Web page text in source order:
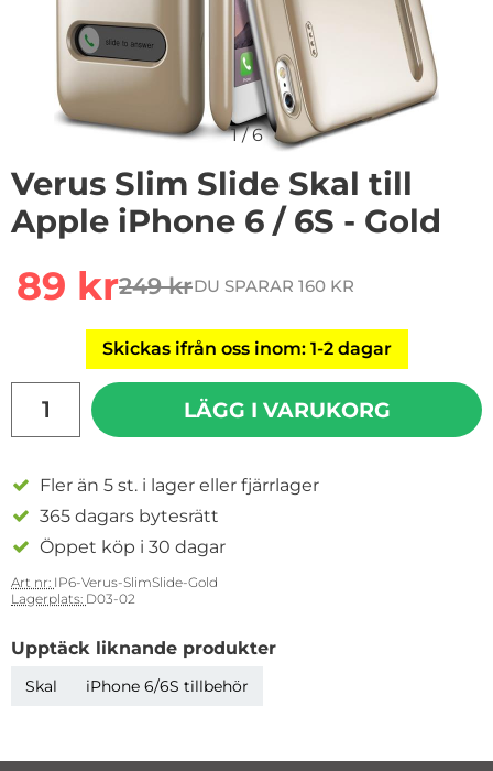
1/6
Verus Slim Slide Skal till
Apple iPhone 6 / 6S - Gold
rea pris
89 krtidigare pris
249 krDU SPARAR 160 KR
Skickas ifrån oss inom: 1-2 dagar
LÄGG I VARUKORG
Fler än 5 st. i lager eller fjärrlager
365 dagars bytesrätt
Öppet köp i 30 dagar
Art nr: IP6-Verus-SlimSlide-Gold
Lagerplats: D03-02
Upptäck liknande produkter
Skal iPhone 6/6S tillbehör